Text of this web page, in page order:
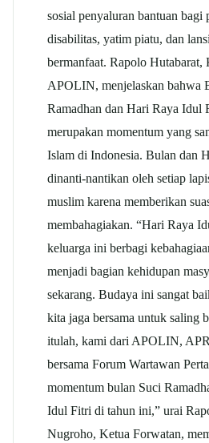
sosial penyaluran bantuan bagi
disabilitas, yatim piatu, dan
bermanfaat. Rapolo Hutabarat,
APOLIN, menjelaskan bahwa
Ramadhan dan Hari Raya Idul
merupakan momentum yang
Islam di Indonesia. Bulan dan
dinanti-nantikan oleh setiap
muslim karena memberikan
membahagiakan. “Hari Raya
keluarga ini berbagi
menjadi bagian kehidupan
sekarang. Budaya ini sangat
kita jaga bersama untuk saling
itulah, kami dari APOLIN,
bersama Forum Wartawan
momentum bulan Suci
Idul Fitri di tahun ini,” urai
Nugroho, Ketua Forwatan,